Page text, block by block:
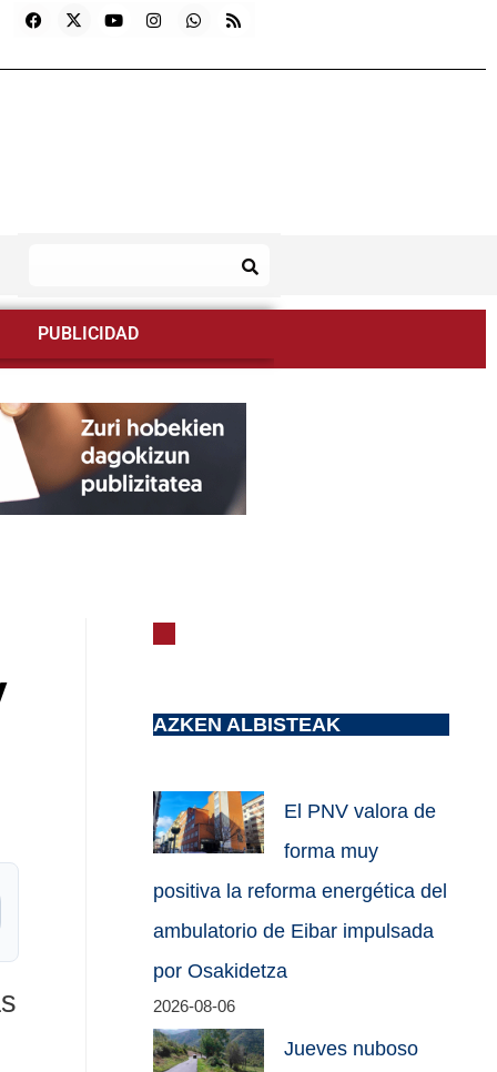
PUBLICIDAD
AZKEN ALBISTEAK
El PNV valora de
forma muy
positiva la reforma energética del
ambulatorio de Eibar impulsada
por Osakidetza
2026-08-06
Jueves nuboso